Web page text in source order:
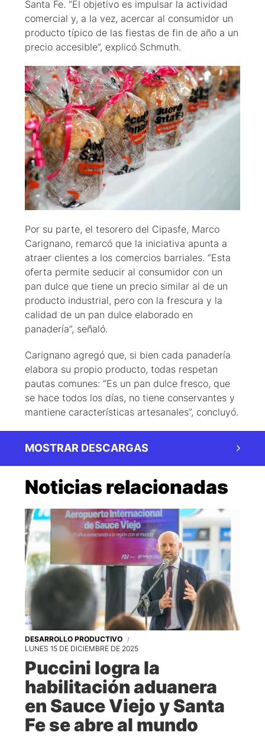
Santa Fe. “El objetivo es impulsar la actividad
comercial y, a la vez, acercar al consumidor un
producto típico de las fiestas de fin de año a un
precio accesible”, explicó Schmuth.
Por su parte, el tesorero del Cipasfe, Marco
Carignano, remarcó que la iniciativa apunta a
atraer clientes a los comercios barriales. “Esta
oferta permite seducir al consumidor con un
pan dulce que tiene un precio similar al de un
producto industrial, pero con la frescura y la
calidad de un pan dulce elaborado en
panadería”, señaló.
Carignano agregó que, si bien cada panadería
elabora su propio producto, todas respetan
pautas comunes: “Es un pan dulce fresco, que
se hace todos los días, no tiene conservantes y
mantiene características artesanales”, concluyó.
MOSTRAR DESCARGAS
Noticias relacionadas
DESARROLLO PRODUCTIVO
LUNES 15 DE DICIEMBRE DE 2025
Puccini logra la
habilitación aduanera
en Sauce Viejo y Santa
Fe se abre al mundo